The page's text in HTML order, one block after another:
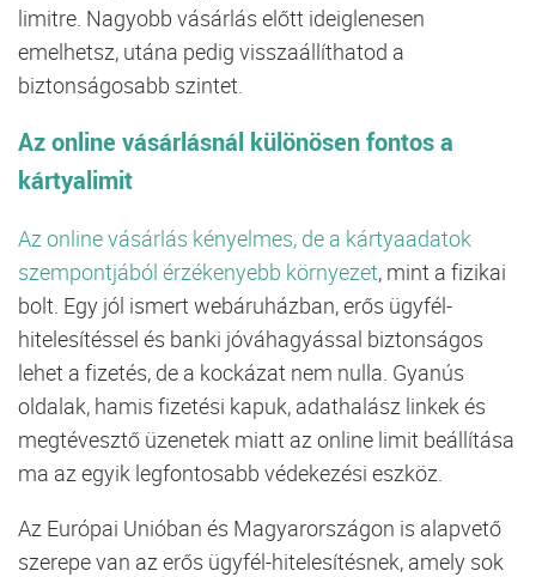
limitre. Nagyobb vásárlás előtt ideiglenesen
emelhetsz, utána pedig visszaállíthatod a
biztonságosabb szintet.
Az online vásárlásnál különösen fontos a
kártyalimit
Az online vásárlás kényelmes, de a kártyaadatok
szempontjából érzékenyebb környezet, mint a fizikai
bolt. Egy jól ismert webáruházban, erős ügyfél-
hitelesítéssel és banki jóváhagyással biztonságos
lehet a fizetés, de a kockázat nem nulla. Gyanús
oldalak, hamis fizetési kapuk, adathalász linkek és
megtévesztő üzenetek miatt az online limit beállítása
ma az egyik legfontosabb védekezési eszköz.
Az Európai Unióban és Magyarországon is alapvető
szerepe van az erős ügyfél-hitelesítésnek, amely sok